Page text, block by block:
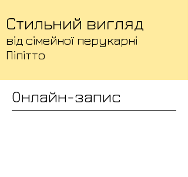
Стильний вигляд
від сімейної перукарні
Піпітто
Онлайн-запис